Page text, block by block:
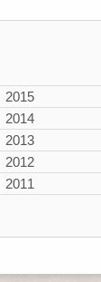
2015
2014
2013
2012
2011